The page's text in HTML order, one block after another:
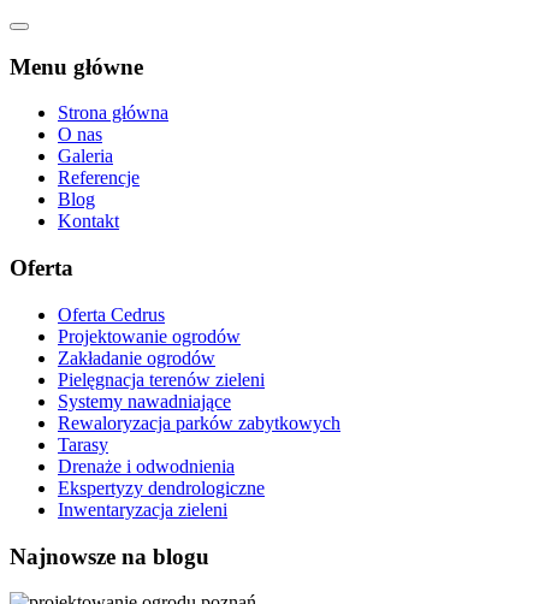
Menu główne
Strona główna
O nas
Galeria
Referencje
Blog
Kontakt
Oferta
Oferta Cedrus
Projektowanie ogrodów
Zakładanie ogrodów
Pielęgnacja terenów zieleni
Systemy nawadniające
Rewaloryzacja parków zabytkowych
Tarasy
Drenaże i odwodnienia
Ekspertyzy dendrologiczne
Inwentaryzacja zieleni
Najnowsze na blogu